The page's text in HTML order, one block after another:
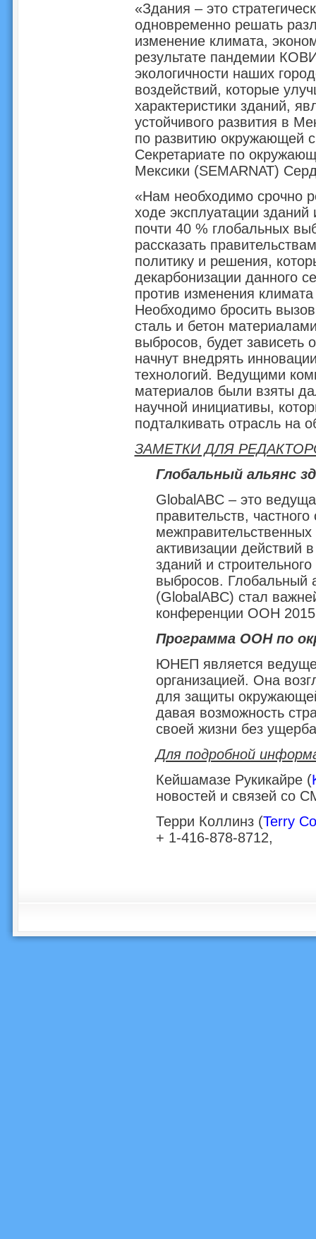
«Здания – это
одновременно решать
изменение климата,
результате пандемии
экологичности наших
воздействий, которые
характеристики зданий,
устойчивого развития в
по развитию окружающей
Секретариате по
Мексики (SEMARNAT)
«Нам необходимо срочно
ходе эксплуатации
почти 40 % глобальных
рассказать
политику и решения,
декарбонизации данного
против изменения
Необходимо бросить
сталь и бетон
выбросов, будет зависеть
начнут внедрять
технологий. Ведущими
материалов были взяты
научной инициативы,
подталкивать отрасль на
ЗАМЕТКИ ДЛЯ
Глобальный альянс
GlobalABC – это
правительств,
активизации действий
зданий и
выбросов. Глобальный
(GlobalABC) стал
конференции ООН 2015
Программа ООН по
ЮНЕП является
организацией. Она
для защиты
давая возможность
своей жизни без
Для подробной
Кейшамазе Рукикайре (
новостей и связей со
Терри Коллинз (Terry
+ 1-416-878-8712,